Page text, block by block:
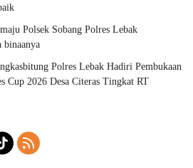
Polsek Sobang Polres Lebak
binaanya
Polres Lebak Hadiri Pembukaan
Cup 2026 Desa Citeras Tingkat RT